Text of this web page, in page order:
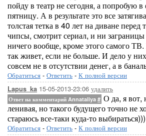
пойду в театр не сегодня, а попробую
пятницу. А в результате это все
толстая тетка в 40 лет на диване перед
чипсы, смотрит сериал, и ни заграницы
ничего вообще, кроме этого самого
так живет, если не больше. И дело у
совсем не в отсутствии денег, а в
Обратиться - Ответить - К полной версии
Lapus_ka 15-05-2013-23:06 удалить
Ответ на комментарий Annataliya # О да, я вот,
ленивая, но такого будущего точно не
стараюсь все-таки куда-то выбираться)))
Обратиться - Ответить - К полной версии